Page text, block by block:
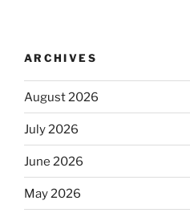
ARCHIVES
August 2026
July 2026
June 2026
May 2026